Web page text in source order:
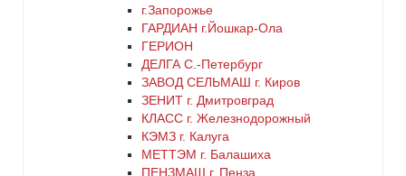
г.Запорожье
ГАРДИАН г.Йошкар-Ола
ГЕРИОН
ДЕЛГА С.-Петербург
ЗАВОД СЕЛЬМАШ г. Киров
ЗЕНИТ г. Дмитровград
КЛАСС г. Железнодорожный
КЭМЗ г. Калуга
МЕТТЭМ г. Балашиха
ПЕНЗМАШ г. Пенза